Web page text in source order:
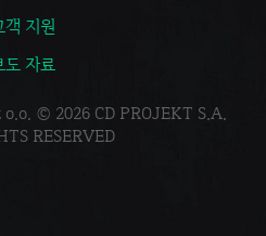
객 지원
도 자료
o.o. © 2026 CD PROJEKT S.A.
RESERVED